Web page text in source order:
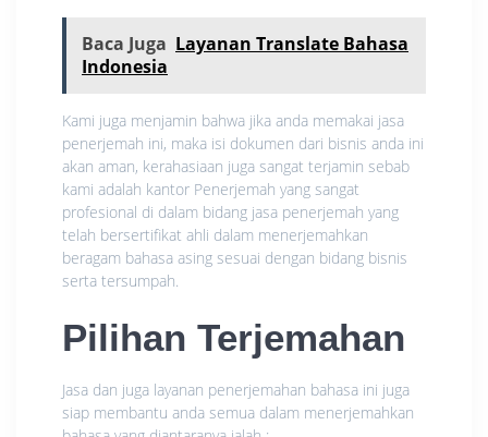
Baca Juga Layanan Translate Bahasa
Indonesia
Kami juga menjamin bahwa jika anda memakai jasa
penerjemah ini, maka isi dokumen dari bisnis anda ini
akan aman, kerahasiaan juga sangat terjamin sebab
kami adalah kantor Penerjemah yang sangat
profesional di dalam bidang jasa penerjemah yang
telah bersertifikat ahli dalam menerjemahkan
beragam bahasa asing sesuai dengan bidang bisnis
serta tersumpah.
Pilihan Terjemahan
Jasa dan juga layanan penerjemahan bahasa ini juga
siap membantu anda semua dalam menerjemahkan